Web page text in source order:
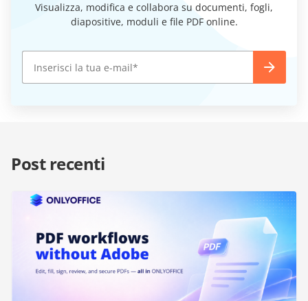
Visualizza, modifica e collabora su documenti, fogli,
diapositive, moduli e file PDF online.
Post recenti